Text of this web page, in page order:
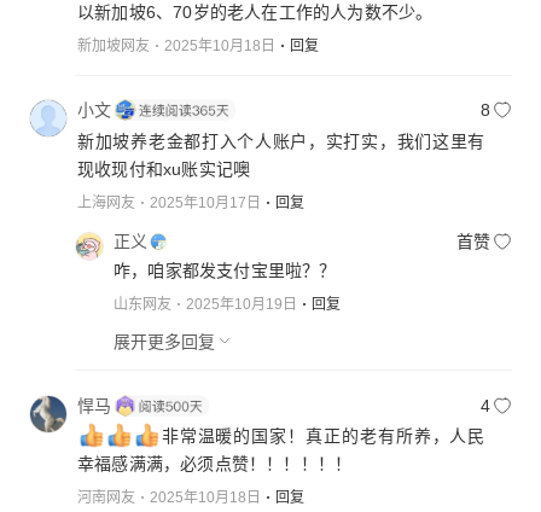
以新加坡6、70岁的老人在工作的人为数不少。
新加坡网友 2025年10月18日 回复
小文
8
新加坡养老金都打入个人账户，实打实，我们这里有
现收现付和xu账实记噢
上海网友 2025年10月17日 回复
正义
首赞
咋，咱家都发支付宝里啦？？
山东网友 2025年10月19日 回复
展开更多回复
悍马
4
非常温暖的国家！真正的老有所养，人民
幸福感满满，必须点赞！！！！！！
河南网友 2025年10月18日 回复